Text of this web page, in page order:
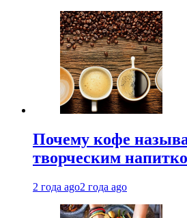
Почему кофе
творческим
2 года ago2 года ago